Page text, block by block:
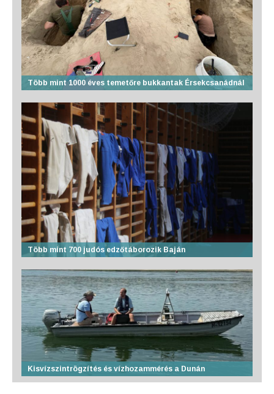
Több mint 1000 éves temetőre bukkantak Érsekcsanádnál
Több mint 700 judós edzőtáborozik Baján
Kisvízszintrögzítés és vízhozammérés a Dunán